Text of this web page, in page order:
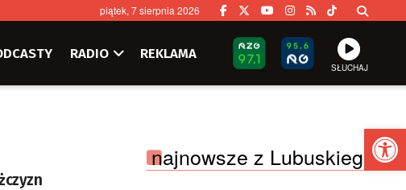
piątek, 7 sierpnia 2026
RADIO REKLAMA
SŁUCHAJ
najnowsze z Lubuskiego